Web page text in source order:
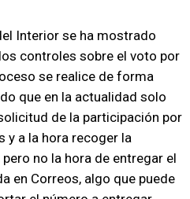
Interior se ha mostrado
controles sobre el voto por
se realice de forma
que en la actualidad solo
de la participación por
y a la hora recoger la
no la hora de entregar el
en Correos, algo que puede